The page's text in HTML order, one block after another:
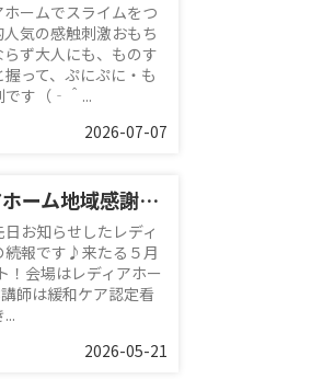
ームでスライムをつ
気の感触刺激おもち
ず大人にも、ものす
って、ぷにぷに・も
です（‐＾...
2026-07-07
続報♪第７回レディアホーム地域感謝イベント
お知らせしたレディ
続報です♪来たる５月
！会場はレディアホー
師は緩和ケア認定看
2026-05-21